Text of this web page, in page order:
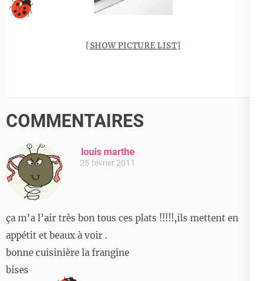
[SHOW PICTURE LIST]
COMMENTAIRES
louis marthe
25 février 2011
ça m’a l’air très bon tous ces plats !!!!!,ils mettent en
appétit et beaux à voir .
bonne cuisinière la frangine
bises